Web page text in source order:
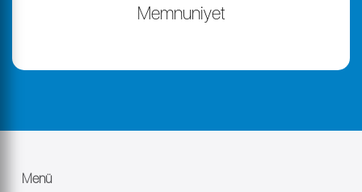
Memnuniyet
Menü